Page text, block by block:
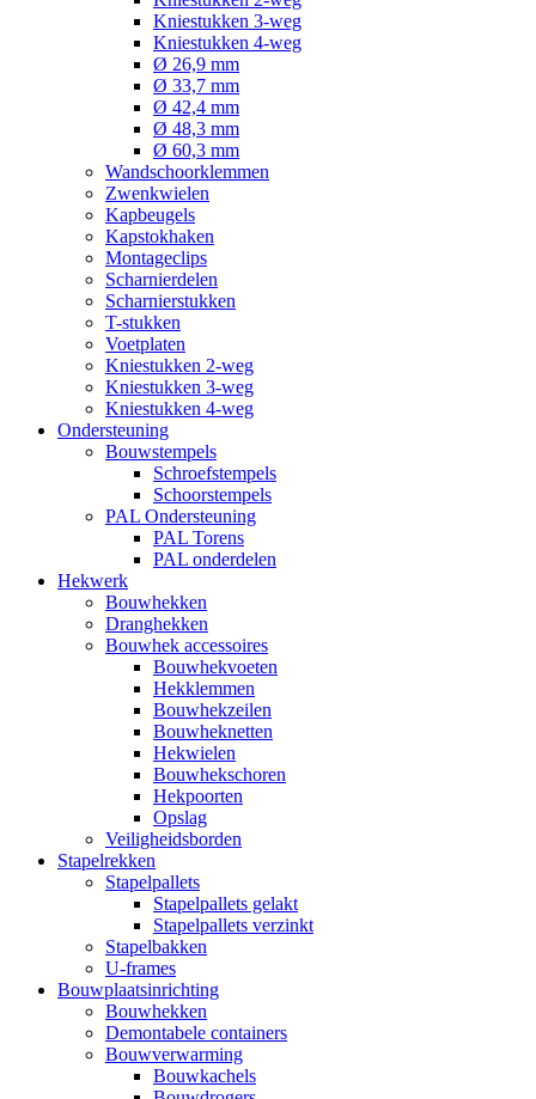
Kniestukken 3-weg
Kniestukken 4-weg
Ø 26,9 mm
Ø 33,7 mm
Ø 42,4 mm
Ø 48,3 mm
Ø 60,3 mm
Wandschoorklemmen
Zwenkwielen
Kapbeugels
Kapstokhaken
Montageclips
Scharnierdelen
Scharnierstukken
T-stukken
Voetplaten
Kniestukken 2-weg
Kniestukken 3-weg
Kniestukken 4-weg
Ondersteuning
Bouwstempels
Schroefstempels
Schoorstempels
PAL Ondersteuning
PAL Torens
PAL onderdelen
Hekwerk
Bouwhekken
Dranghekken
Bouwhek accessoires
Bouwhekvoeten
Hekklemmen
Bouwhekzeilen
Bouwheknetten
Hekwielen
Bouwhekschoren
Hekpoorten
Opslag
Veiligheidsborden
Stapelrekken
Stapelpallets
Stapelpallets gelakt
Stapelpallets verzinkt
Stapelbakken
U-frames
Bouwplaatsinrichting
Bouwhekken
Demontabele containers
Bouwverwarming
Bouwkachels